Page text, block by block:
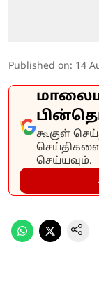
Published on: 14
கூகுள்
செய்யவும்.